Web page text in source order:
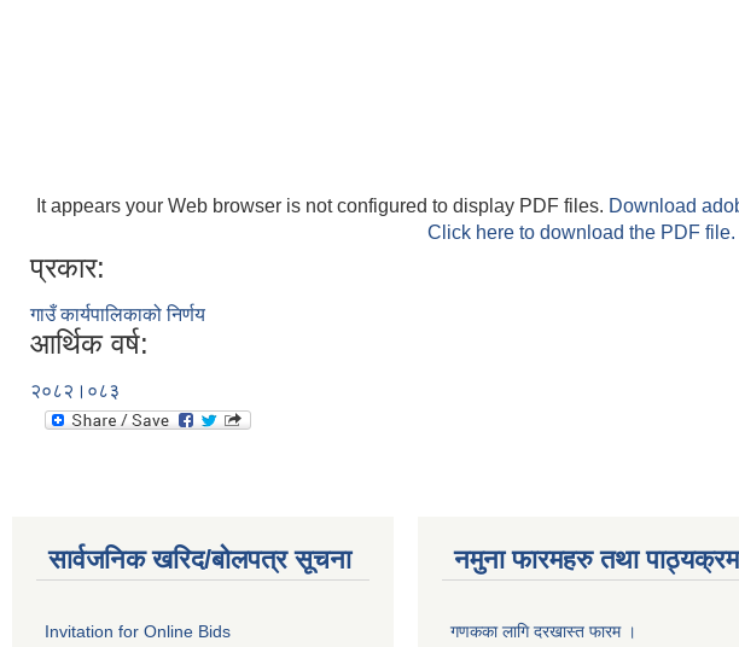
It appears your Web browser is not configured to display PDF files. Download
Click here to download the PDF file.
प्रकार:
गाउँ कार्यपालिकाको निर्णय
आर्थिक वर्ष:
२०८२।०८३
सार्वजनिक खरिद/बोलपत्र सूचना
Invitation for Online Bids
नमुना फारमहरु तथा पाठ्यक्रम
गणकका लागि दरखास्त फारम ।